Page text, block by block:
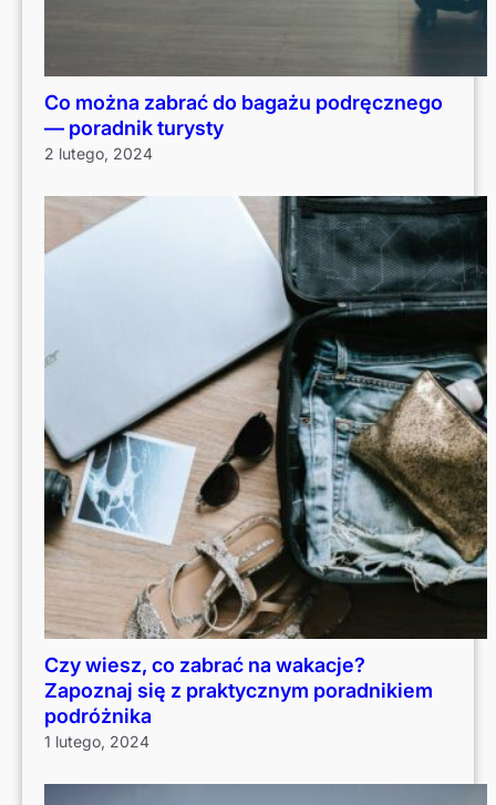
Co można zabrać do bagażu podręcznego
— poradnik turysty
2 lutego, 2024
Czy wiesz, co zabrać na wakacje?
Zapoznaj się z praktycznym poradnikiem
podróżnika
1 lutego, 2024